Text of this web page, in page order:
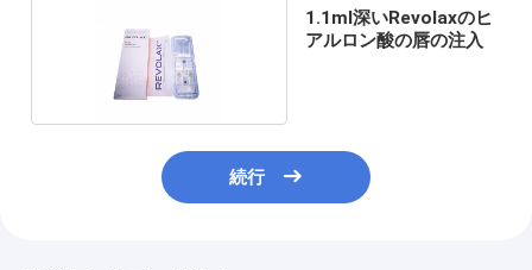
1.1ml深いRevolaxのヒ
アルロン酸の唇の注入
続行